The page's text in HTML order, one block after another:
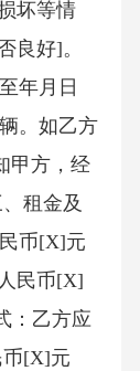
坏等情
良好]。
年月日
。如乙方
甲方，经
租金及
币[X]元
民币[X]
：乙方应
币[X]元